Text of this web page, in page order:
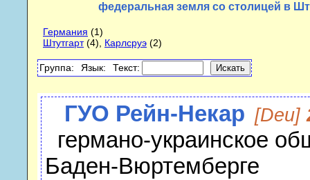
федеральная земля со столицей в
Германия (1)
Штутгарт(4), Карлсруэ (2)
Группа: Язык: Текст:
ГУО Рейн-Некар [Deu]
германо-украинское
Баден-Вюртемберге